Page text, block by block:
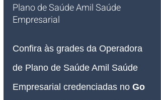
Plano de Saúde Amil Saúde
Empresarial
Confira às grades da Operadora
de Plano de Saúde Amil Saúde
Empresarial credenciadas no Go